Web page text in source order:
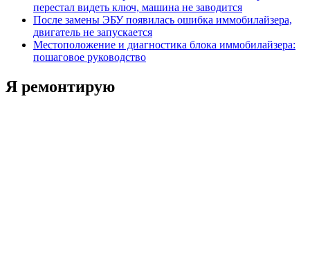
перестал видеть ключ, машина не заводится
После замены ЭБУ появилась ошибка иммобилайзера,
двигатель не запускается
Местоположение и диагностика блока иммобилайзера:
пошаговое руководство
Я ремонтирую